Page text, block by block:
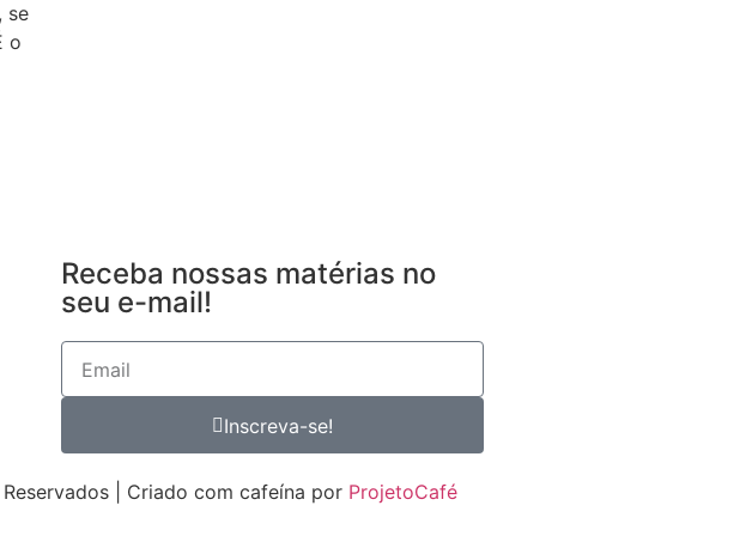
se
o
Receba nossas matérias no
seu e-mail!
Inscreva-se!
| Criado com cafeína por ProjetoCafé